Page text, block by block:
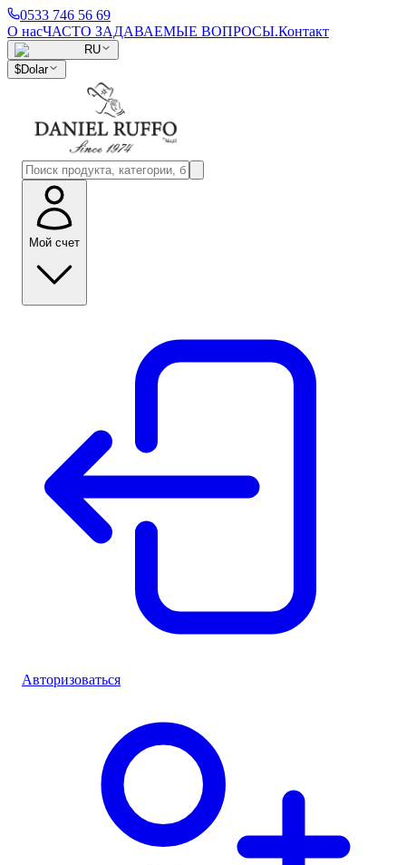
0533 746 56 69
О насЧАСТО ЗАДАВАЕМЫЕ ВОПРОСЫ.Контакт
RU
$Dolar
Мой счет
Авторизоваться